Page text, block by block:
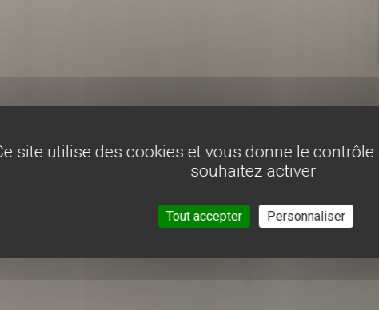
site utilise des cookies et vous donne le
souhaitez activer
Tout accepter Personnaliser